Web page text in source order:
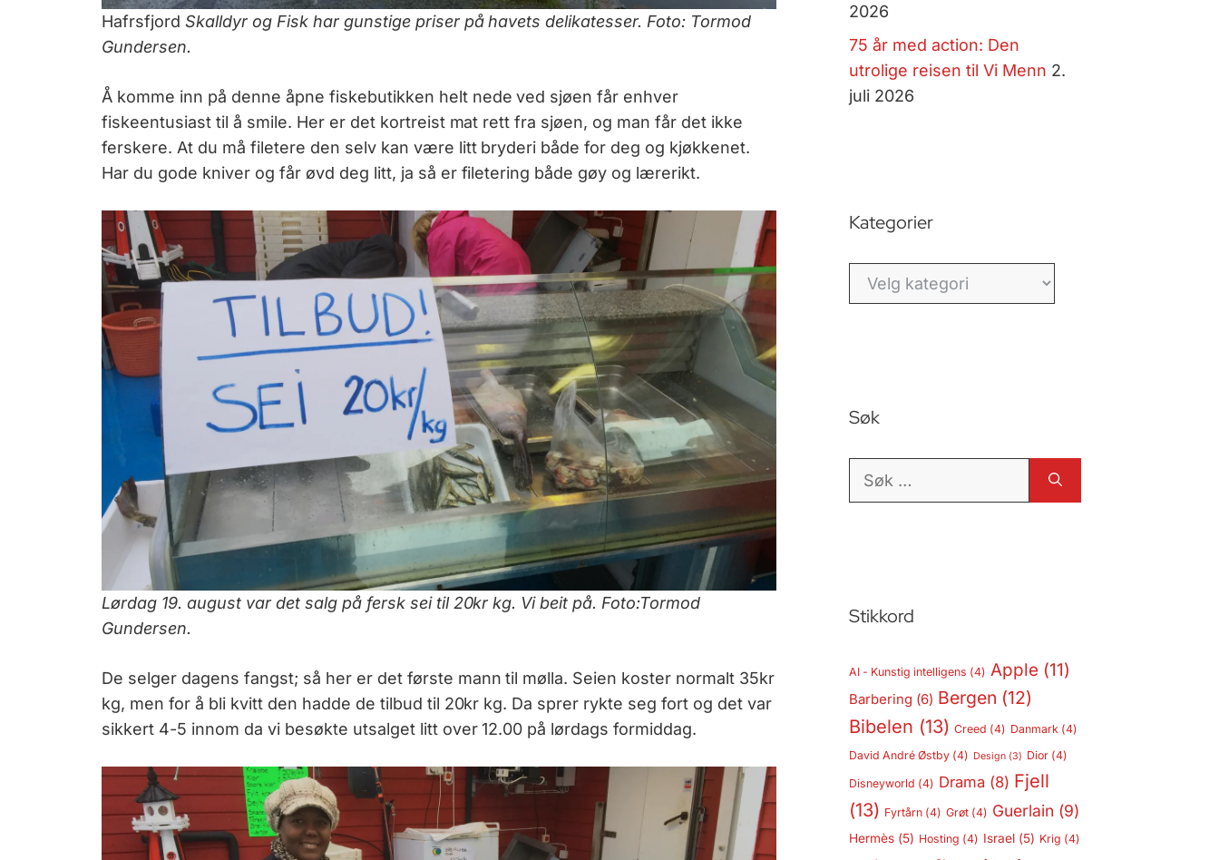
Hafrsfjord Skalldyr og Fisk har gunstige priser på havets delikatesser. Foto: Tormod
Gundersen.
Å komme inn på denne åpne fiskebutikken helt nede ved sjøen får enhver
fiskeentusiast til å smile. Her er det kortreist mat rett fra sjøen, og man får det ikke
ferskere. At du må filetere den selv kan være litt bryderi både for deg og kjøkkenet.
Har du gode kniver og får øvd deg litt, ja så er filetering både gøy og lærerikt.
Lørdag 19. august var det salg på fersk sei til 20kr kg. Vi beit på. Foto:Tormod
Gundersen.
De selger dagens fangst; så her er det første mann til mølla. Seien koster normalt 35kr
kg, men for å bli kvitt den hadde de tilbud til 20kr kg. Da sprer rykte seg fort og det var
sikkert 4-5 innom da vi besøkte utsalget litt over 12.00 på lørdags formiddag.
2026
75 år med action: Den
utrolige reisen til Vi Menn 2.
juli 2026
Kategorier
Kategorier
Søk
Søk
Stikkord
AI - Kunstig intelligens (4) Apple (11)
Barbering (6) Bergen (12)
Bibelen (13) Creed (4) Danmark (4)
David André Østby(4) Design(3) Dior(4)
Disneyworld (4) Drama (8) Fjell
(13) Fyrtårn(4) Grøt(4) Guerlain (9)
Hermès(5) Hosting (4) Israel(5) Krig (4)